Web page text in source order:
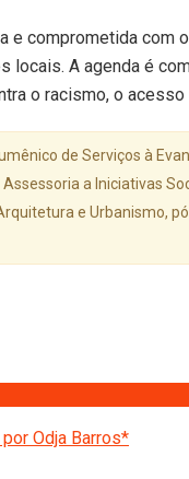
comprometida
A agenda é
o racismo, o
de Serviços à
a Iniciativas
e Urbanismo,